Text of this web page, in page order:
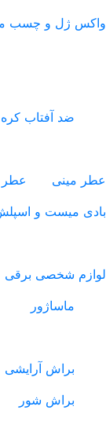
واکس ژل و چسب
ضد آفتاب
عطر مینی
عطر
بادی میست و
لوازم شخصی برقی
ماساژور
براش آرایشی
براش شور